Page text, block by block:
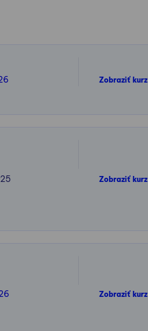
Zobraziť kurz
Zobraziť kurz
Zobraziť kurz